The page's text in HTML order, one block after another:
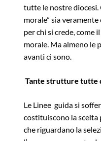
tutte le nostre
morale” sia
per chi si crede, come
morale. Ma almeno le
avanti ci sono.
Tante strutture tutte
Le Linee guida si
costituiscono la
che riguardano la